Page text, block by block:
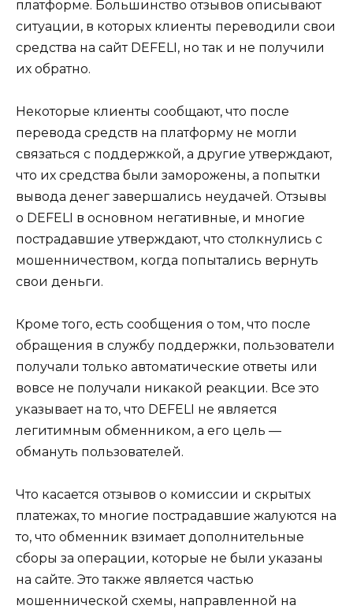
платформе. Большинство отзывов описывают
ситуации, в которых клиенты переводили свои
средства на сайт DEFELI, но так и не получили
их обратно.
Некоторые клиенты сообщают, что после
перевода средств на платформу не могли
связаться с поддержкой, а другие утверждают,
что их средства были заморожены, а попытки
вывода денег завершались неудачей. Отзывы
о DEFELI в основном негативные, и многие
пострадавшие утверждают, что столкнулись с
мошенничеством, когда попытались вернуть
свои деньги.
Кроме того, есть сообщения о том, что после
обращения в службу поддержки, пользователи
получали только автоматические ответы или
вовсе не получали никакой реакции. Все это
указывает на то, что DEFELI не является
легитимным обменником, а его цель —
обмануть пользователей.
Что касается отзывов о комиссии и скрытых
платежах, то многие пострадавшие жалуются на
то, что обменник взимает дополнительные
сборы за операции, которые не были указаны
на сайте. Это также является частью
мошеннической схемы, направленной на